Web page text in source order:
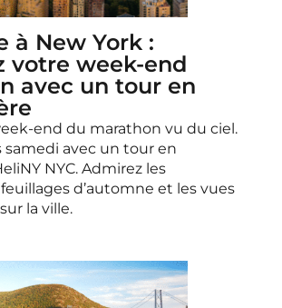
à New York :
votre week-end
avec un tour en
end du marathon vu du ciel.
samedi avec un tour en
NYC. Admirez les
d’automne et les vues
la ville.